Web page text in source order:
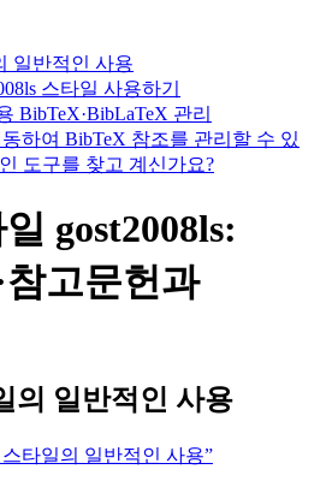
일반적인 사용
스타일 사용하기
BibTeX·BibLaTeX 관리
하여 BibTeX 참조를 관리할 수 있
도구를 찾고 계신가요?
gost2008ls:
참고문헌과
의 일반적인 사용
스타일의 일반적인 사용”